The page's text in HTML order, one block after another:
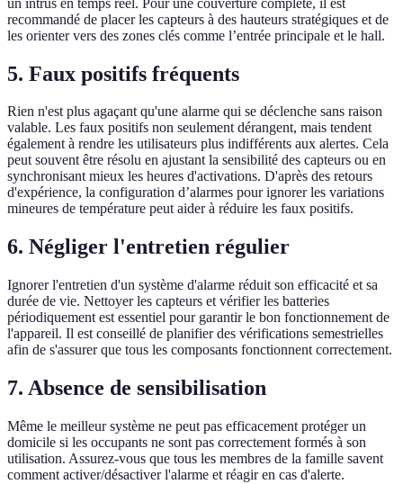
recommandé de placer les capteurs à des hauteurs stratégiques et de
les orienter vers des zones clés comme l’entrée principale et le hall.
5. Faux positifs fréquents
Rien n'est plus agaçant qu'une alarme qui se déclenche sans raison
valable. Les faux positifs non seulement dérangent, mais tendent
également à rendre les utilisateurs plus indifférents aux alertes. Cela
peut souvent être résolu en ajustant la sensibilité des capteurs ou en
synchronisant mieux les heures d'activations. D'après des retours
d'expérience, la configuration d’alarmes pour ignorer les variations
mineures de température peut aider à réduire les faux positifs.
6. Négliger l'entretien régulier
Ignorer l'entretien d'un système d'alarme réduit son efficacité et sa
durée de vie. Nettoyer les capteurs et vérifier les batteries
périodiquement est essentiel pour garantir le bon fonctionnement de
l'appareil. Il est conseillé de planifier des vérifications semestrielles
afin de s'assurer que tous les composants fonctionnent correctement.
7. Absence de sensibilisation
Même le meilleur système ne peut pas efficacement protéger un
domicile si les occupants ne sont pas correctement formés à son
utilisation. Assurez-vous que tous les membres de la famille savent
comment activer/désactiver l'alarme et réagir en cas d'alerte.